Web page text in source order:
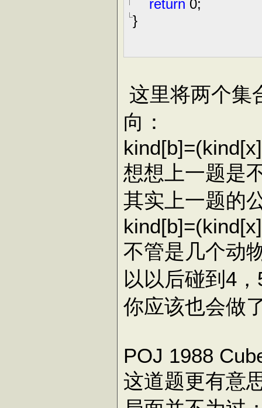
return 0;
}
这里将两个集
向：
kind[b]=(kind[x]
想想上一题是
其实上一题的
kind[b]=(kind[x]
不管是几个动
以以后碰到4
你应该也会做
POJ 1988
这道题更有意